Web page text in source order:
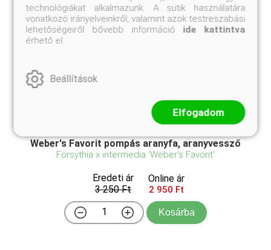
Weber's Favorit pompás aranyfa, aranyvessző
Forsythia x intermedia 'Weber's Favorit'
Eredeti ár
3 250 Ft
Online ár
2 950 Ft
Kosárba
technológiákat alkalmazunk. A sütik használatára
vonatkozó irányelveinkről, valamint azok testreszabási
lehetőségeiről bővebb információ ide kattintva
érhető el.
Beállítások
Elfogadom